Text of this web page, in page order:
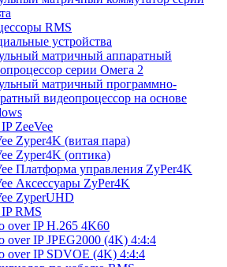
RMS
устройства
матричный аппаратный
серии Омега 2
матричный программно-
видеопроцессор на основе
ZeeVee
Zyper4K (витая пара)
Zyper4K (оптика)
Платформа управления ZyPer4K
Аксессуары ZyPer4K
ZyperUHD
RMS
over IP H.265 4K60
over IP JPEG2000 (4K) 4:4:4
over IP SDVOE (4K) 4:4:4